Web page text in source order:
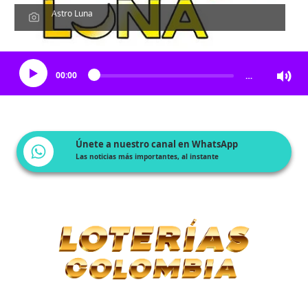
Astro Luna
Escucha el artículo
00:00 …
Únete a nuestro canal en WhatsApp
Las noticias más importantes, al instante